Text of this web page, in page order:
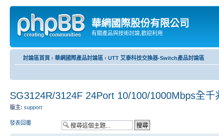
華網國際股份有限公司
有關產品與技術討論,歡迎利用
討論區首頁 ‹ 華網國際產品討論區 ‹ UTT 艾泰科技交換器-Switch產品討論區
SG3124R/3124F 24Port 10/100/1000Mbps全
版主: support
發表回覆